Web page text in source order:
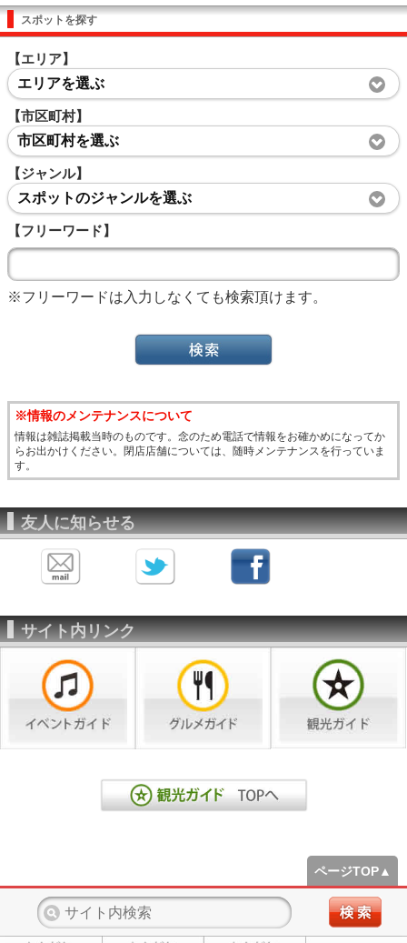
スポットを探す
【エリア】
エリアを選ぶ
【市区町村】
市区町村を選ぶ
【ジャンル】
スポットのジャンルを選ぶ
【フリーワード】
※フリーワードは入力しなくても検索頂けます。
※情報のメンテナンスについて
情報は雑誌掲載当時のものです。念のため電話で情報をお確かめになってか
らお出かけください。閉店店舗については、随時メンテナンスを行っていま
す。
友人に知らせる
サイト内リンク
ページTOP▲